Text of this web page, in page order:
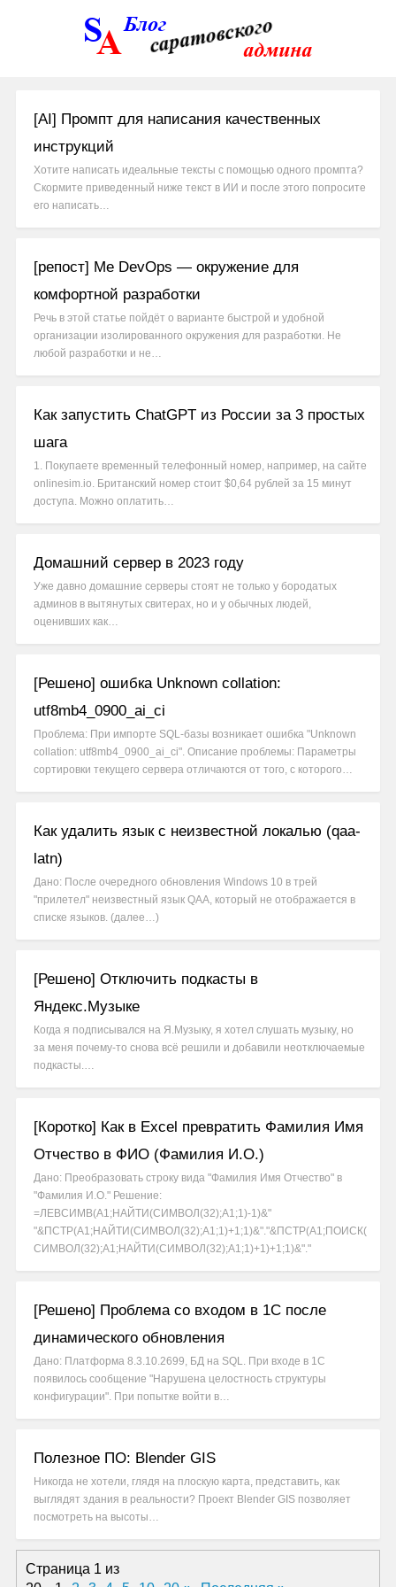
[AI] Промпт для написания качественных
инструкций
Хотите написать идеальные тексты с помощью одного промпта?
Скормите приведенный ниже текст в ИИ и после этого попросите
его написать…
[репост] Me DevOps — окружение для
комфортной разработки
Речь в этой статье пойдёт о варианте быстрой и удобной
организации изолированного окружения для разработки. Не
любой разработки и не…
Как запустить ChatGPT из России за 3 простых
шага
1. Покупаете временный телефонный номер, например, на сайте
onlinesim.io. Британский номер стоит $0,64 рублей за 15 минут
доступа. Можно оплатить…
Домашний сервер в 2023 году
Уже давно домашние серверы стоят не только у бородатых
админов в вытянутых свитерах, но и у обычных людей,
оценивших как…
[Решено] ошибка Unknown collation:
utf8mb4_0900_ai_ci
Проблема: При импорте SQL-базы возникает ошибка "Unknown
collation: utf8mb4_0900_ai_ci". Описание проблемы: Параметры
сортировки текущего сервера отличаются от того, с которого…
Как удалить язык с неизвестной локалью (qaa-
latn)
Дано: После очередного обновления Windows 10 в трей
"прилетел" неизвестный язык QAA, который не отображается в
списке языков. (далее…)
[Решено] Отключить подкасты в
Яндекс.Музыке
Когда я подписывался на Я.Музыку, я хотел слушать музыку, но
за меня почему-то снова всё решили и добавили неотключаемые
подкасты.…
[Коротко] Как в Excel превратить Фамилия Имя
Отчество в ФИО (Фамилия И.О.)
Дано: Преобразовать строку вида "Фамилия Имя Отчество" в
"Фамилия И.О." Решение:
=ЛЕВСИМВ(A1;НАЙТИ(СИМВОЛ(32);A1;1)-1)&"
"&ПСТР(A1;НАЙТИ(СИМВОЛ(32);A1;1)+1;1)&"."&ПСТР(A1;ПОИСК(
СИМВОЛ(32);A1;НАЙТИ(СИМВОЛ(32);A1;1)+1)+1;1)&"."
[Решено] Проблема со входом в 1С после
динамического обновления
Дано: Платформа 8.3.10.2699, БД на SQL. При входе в 1С
появилось сообщение "Нарушена целостность структуры
конфигурации". При попытке войти в…
Полезное ПО: Blender GIS
Никогда не хотели, глядя на плоскую карта, представить, как
выглядят здания в реальности? Проект Blender GIS позволяет
посмотреть на высоты…
Страница 1 из